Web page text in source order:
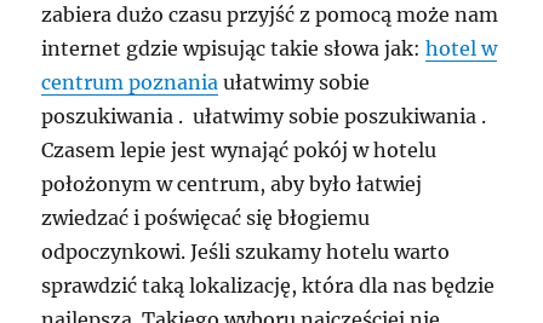
zabiera dużo czasu przyjść z pomocą może nam
internet gdzie wpisując takie słowa jak:hotel w
centrum poznania ułatwimy sobie
poszukiwania . ułatwimy sobie poszukiwania .
Czasem lepie jest wynająć pokój w hotelu
położonym w centrum, aby było łatwiej
zwiedzać i poświęcać się błogiemu
odpoczynkowi. Jeśli szukamy hotelu warto
sprawdzić taką lokalizację, która dla nas będzie